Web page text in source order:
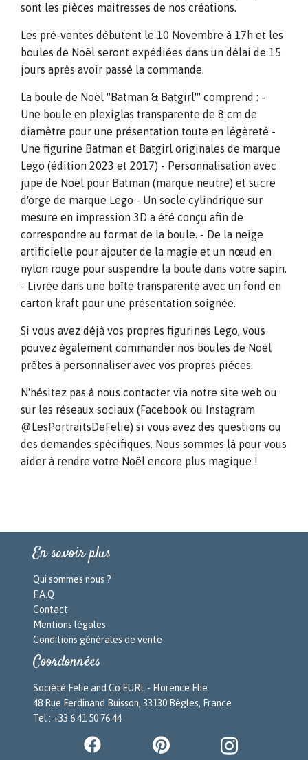
sont les pièces maitresses de nos créations.
Les pré-ventes débutent le 10 Novembre à 17h et les
boules de Noël seront expédiées dans un délai de 15
jours après avoir passé la commande.
La boule de Noël "Batman & Batgirl'" comprend : -
Une boule en plexiglas transparente de 8 cm de
diamètre pour une présentation toute en légèreté -
Une figurine Batman et Batgirl originales de marque
Lego (édition 2023 et 2017) - Personnalisation avec
jupe de Noël pour Batman (marque neutre) et sucre
d'orge de marque Lego - Un socle cylindrique sur
mesure en impression 3D a été conçu afin de
correspondre au format de la boule. - De la neige
artificielle pour ajouter de la magie et un nœud en
nylon rouge pour suspendre la boule dans votre sapin.
- Livrée dans une boîte transparente avec un fond en
carton kraft pour une présentation soignée.
Si vous avez déjà vos propres figurines Lego, vous
pouvez également commander nos boules de Noël
prêtes à personnaliser avec vos propres pièces.
N'hésitez pas à nous contacter via notre site web ou
sur les réseaux sociaux (Facebook ou Instagram
@LesPortraitsDeFelie) si vous avez des questions ou
des demandes spécifiques. Nous sommes là pour vous
aider à rendre votre Noël encore plus magique !
En savoir plus
Qui sommes nous ?
F.A.Q
Contact
Mentions légales
Conditions générales de vente
Coordonnées
Société Felie and Co EURL - Florence Elie
48 Rue Ferdinand Buisson, 33130 Bègles, France
Tel : +33 6 41 50 76 44